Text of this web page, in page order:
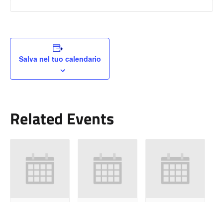
Salva nel tuo calendario
Related Events